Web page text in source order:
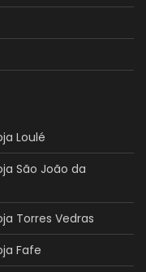
Loulé
São João da
Torres Vedras
Fafe